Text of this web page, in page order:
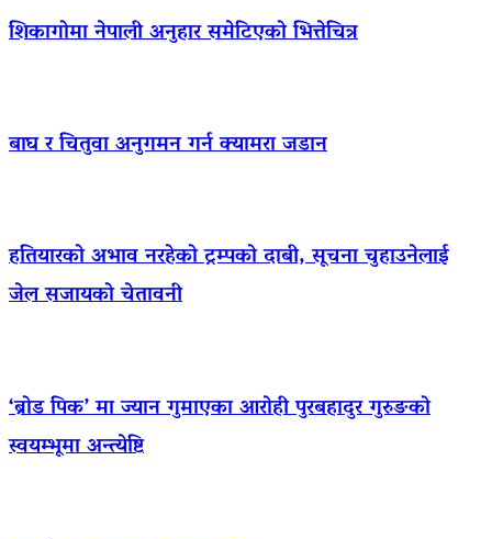
शिकागोमा नेपाली अनुहार समेटिएको भित्तेचित्र
बाघ र चितुवा अनुगमन गर्न क्यामरा जडान
हतियारको अभाव नरहेको ट्रम्पको दाबी, सूचना चुहाउनेलाई
जेल सजायको चेतावनी
‘ब्रोड पिक’ मा ज्यान गुमाएका आराेही पुरबहादुर गुरुङको
स्वयम्भूमा अन्त्येष्टि